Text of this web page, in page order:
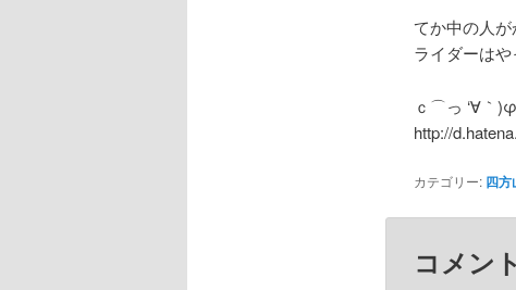
てか中の人が
ライダーは
ｃ⌒っ ‘∀｀
http://
カテゴリー: 四方
コメン